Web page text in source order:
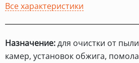
Все характеристики
Назначение:для очистки от
камер, установок обжига,